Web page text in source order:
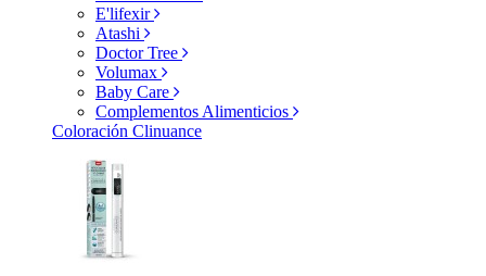
E'lifexir
Atashi
Doctor Tree
Volumax
Baby Care
Complementos Alimenticios
Coloración Clinuance